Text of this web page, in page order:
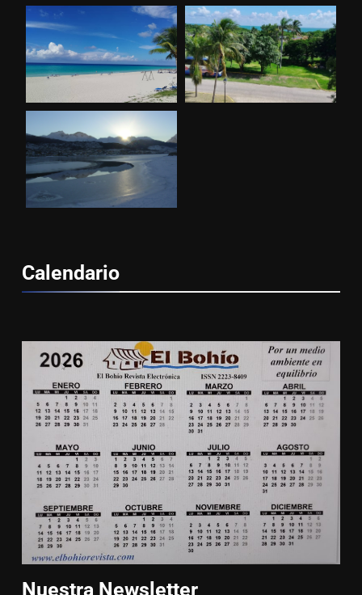
Calendario
Nuestra Newsletter